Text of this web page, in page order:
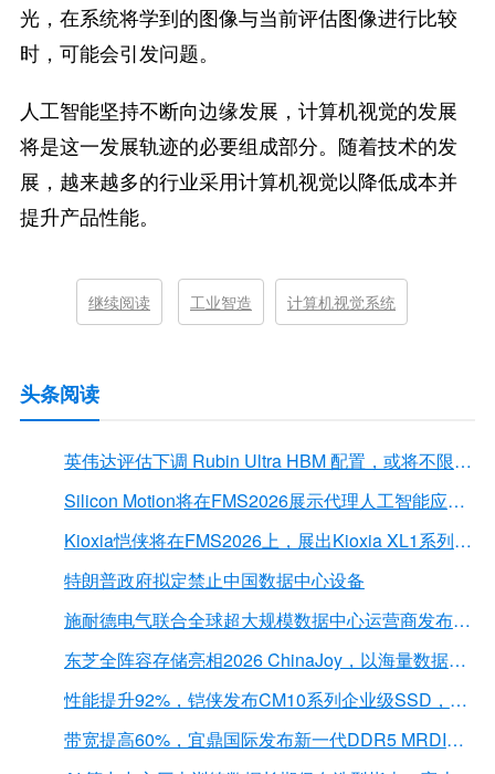
光，在系统将学到的图像与当前评估图像进行比较
时，可能会引发问题。
人工智能坚持不断向边缘发展，计算机视觉的发展
将是这一发展轨迹的必要组成部分。随着技术的发
展，越来越多的行业采用计算机视觉以降低成本并
提升产品性能。
继续阅读 工业智造 计算机视觉系统
头条阅读
英伟达评估下调 Rubin Ultra HBM 配置，或将不限于12Hi HBM4E
Silicon Motion将在FMS2026展示代理人工智能应用的下一代存储解决方案
Kioxia恺侠将在FMS2026上，展出Kioxia XL1系列内存扩展模块
特朗普政府拟定禁止中国数据中心设备
施耐德电气联合全球超大规模数据中心运营商发布弧闪风险评估报告
东芝全阵容存储亮相2026 ChinaJoy，以海量数据底座赋能“与AI同游”新体验
性能提升92%，铠侠发布CM10系列企业级SSD，首载PCIe 6.0接口
带宽提高60%，宜鼎国际发布新一代DDR5 MRDIMM 内存